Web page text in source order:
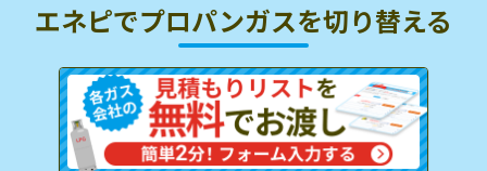
エネピでプロパンガスを切り替える